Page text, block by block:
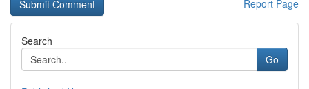
Report Page
Search
Go